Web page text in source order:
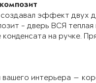
эффект двух
- дверь ВСЯ
конденсата на ручке.
интерьера —